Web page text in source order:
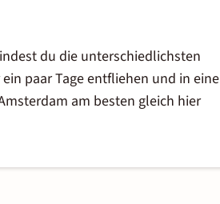
du die unterschiedlichsten
paar Tage entfliehen und in eine
am besten gleich hier